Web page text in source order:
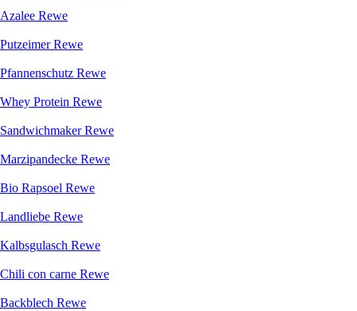
Azalee Rewe
Putzeimer Rewe
Pfannenschutz Rewe
Whey Protein Rewe
Sandwichmaker Rewe
Marzipandecke Rewe
Bio Rapsoel Rewe
Landliebe Rewe
Kalbsgulasch Rewe
Chili con carne Rewe
Backblech Rewe